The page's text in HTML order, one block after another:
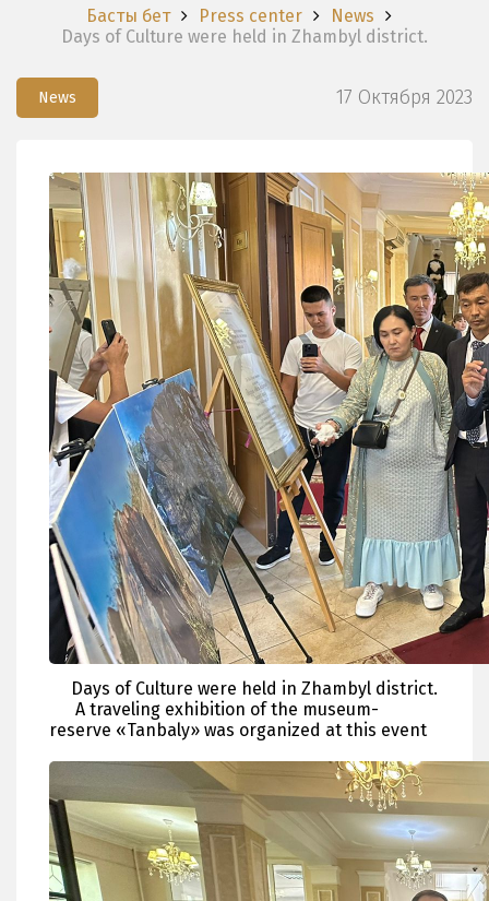
Басты бет Press center
News
Days of Culture were held in Zhambyl district.
News 17 Октября 2023
Days of Culture were held in Zhambyl district.
A traveling exhibition of the museum-
reserve «Tanbaly» was organized at this event